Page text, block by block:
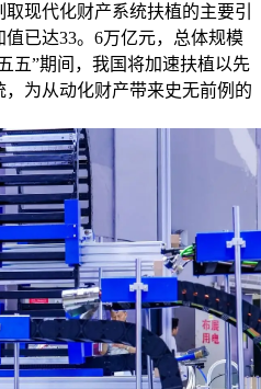
现代化财产系统扶植的主要引
已达33。6万亿元，总体规模
五”期间，我国将加速扶植以先
为从动化财产带来史无前例的